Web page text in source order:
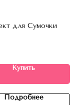
для Сумочки
Купить
Подробнее